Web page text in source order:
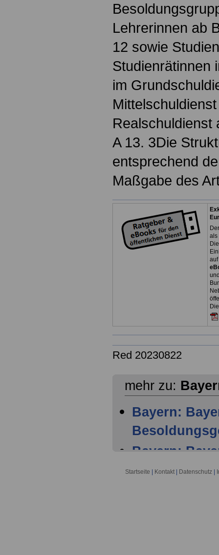
Lehrerinnen ab
12 sowie
Studienrätinnen
im
Realschuldienst
A 13. 3Die
entsprechend
Maßgabe des
als
Red 20230822
mehr zu:
Bayern:
Bayern:
Startseite Kontakt Datenschutz